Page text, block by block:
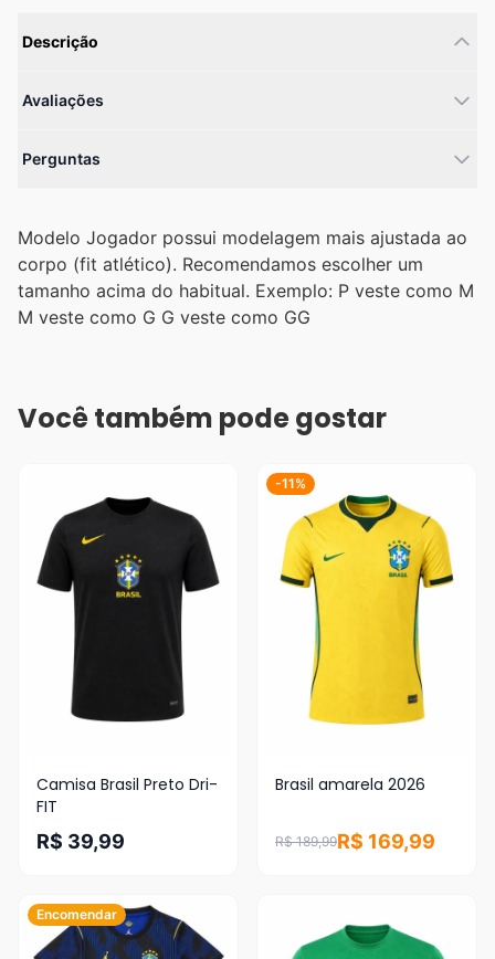
Descrição
Avaliações
Perguntas
Modelo Jogador possui modelagem mais ajustada ao
corpo (fit atlético). Recomendamos escolher um
tamanho acima do habitual. Exemplo: P veste como M
M veste como G G veste como GG
Você também pode gostar
Camisa Brasil Preto Dri-
FIT
R$ 39,99
-11%
Brasil amarela 2026
R$ 189,99R$ 169,99
Encomendar